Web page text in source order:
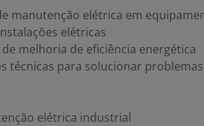
manutenção elétrica em
elétricas
melhoria de eficiência energética
técnicas para solucionar
elétrica industrial